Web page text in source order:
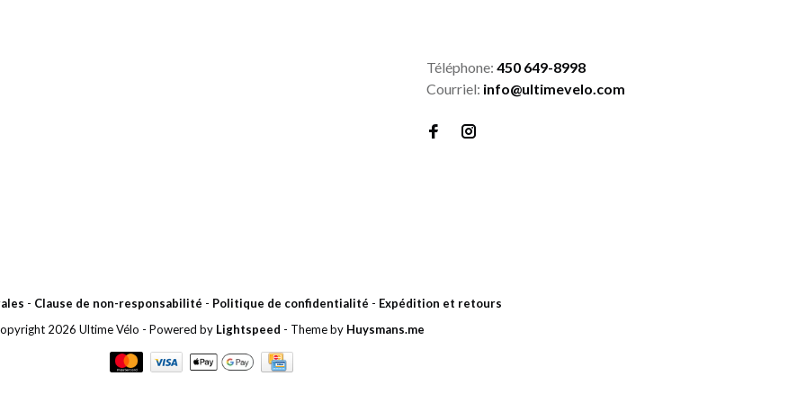
Téléphone: 450 649-8998
Courriel: info@ultimevelo.com
- Clause de non-responsabilité - Politique de confidentialité - Expédition et retours
2026 Ultime Vélo - Powered by Lightspeed - Theme by Huysmans.me